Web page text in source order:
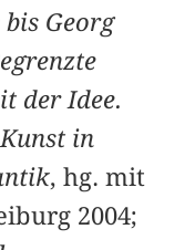
Georg
der Idee.
in
, hg. mit
2004;